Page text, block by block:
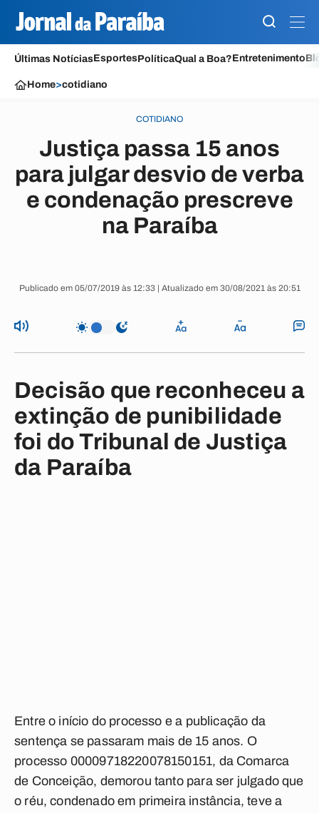
Últimas NotíciasEsportesPolíticaQual a Boa?Entretenimento
Home>cotidiano
COTIDIANO
Justiça passa 15 anos
para julgar desvio de verba
e condenação prescreve
na Paraíba
Publicado em 05/07/2019 às 12:33 | Atualizado em 30/08/2021 às 20:51
Decisão que reconheceu a
extinção de punibilidade
foi do Tribunal de Justiça
da Paraíba
Entre o início do processo e a publicação da
sentença se passaram mais de 15 anos. O
processo 00009718220078150151, da Comarca
de Conceição, demorou tanto para ser julgado que
o réu, condenado em primeira instância, teve a